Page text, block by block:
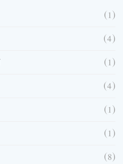
(1)
(4)
(1)
(4)
(1)
(1)
(8)